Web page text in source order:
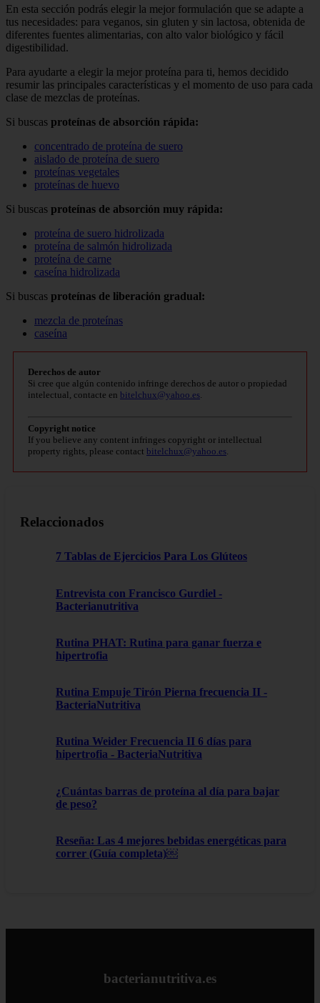
En esta sección podrás elegir la mejor formulación que se adapte a
tus necesidades: para veganos, sin gluten y sin lactosa, obtenida de
diferentes fuentes alimentarias, con alto valor biológico y fácil
digestibilidad.
Para ayudarte a elegir la mejor proteína para ti, hemos decidido
resumir las principales características y el momento de uso para cada
clase de mezclas de proteínas.
Si buscas proteínas de absorción rápida:
concentrado de proteína de suero
aislado de proteína de suero
proteínas vegetales
proteínas de huevo
Si buscas proteínas de absorción muy rápida:
proteína de suero hidrolizada
proteína de salmón hidrolizada
proteína de carne
caseína hidrolizada
Si buscas proteínas de liberación gradual:
mezcla de proteínas
caseína
Derechos de autor
Si cree que algún contenido infringe derechos de autor o propiedad
intelectual, contacte en bitelchux@yahoo.es
Copyright notice
If you believe any content infringes copyright or intellectual
property rights, please contact bitelchux@yahoo.es
Relaccionados
7 Tablas de Ejercicios Para Los Glúteos
Entrevista con Francisco Gurdiel -
Bacterianutritiva
Rutina PHAT: Rutina para ganar fuerza e
hipertrofia
Rutina Empuje Tirón Pierna frecuencia II -
BacteriaNutritiva
Rutina Weider Frecuencia II 6 días para
hipertrofia - BacteriaNutritiva
¿Cuántas barras de proteína al día para bajar
de peso?
Reseña: Las 4 mejores bebidas energéticas para
correr (Guía completa)￼
bacterianutritiva.es